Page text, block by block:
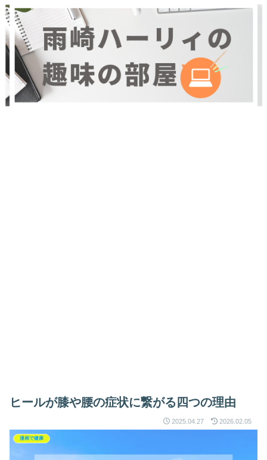
ヒールが膝や腰の症状に繋がる四つの理由
2025.04.27 2026.02.05
漫画で健康